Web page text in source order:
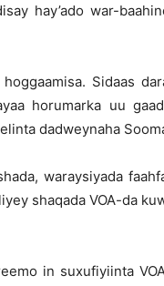
hay’ado war-
Sidaas
horumarka uu
dadweynaha
waraysiyada
shaqada VOA-da
in suxufiyiinta